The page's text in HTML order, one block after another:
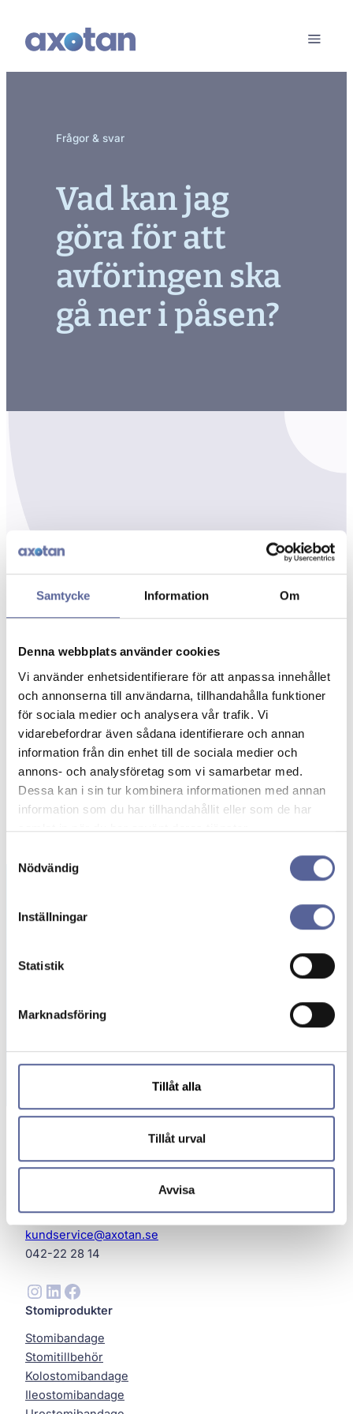
Samtycke Information Om
Denna webbplats använder cookies
Vi använder enhetsidentifierare för att anpassa innehållet
och annonserna till användarna, tillhandahålla funktioner
för sociala medier och analysera vår trafik. Vi
vidarebefordrar även sådana identifierare och annan
information från din enhet till de sociala medier och
annons- och analysföretag som vi samarbetar med.
Dessa kan i sin tur kombinera informationen med annan
information som du har tillhandahållit eller som de har
samlat in när du har använt deras tjänster.
Nödvändig
Inställningar
Statistik
Marknadsföring
Tillåt alla
Tillåt urval
Avvisa
Frågor & svar
Vad kan jag
göra för att
avföringen ska
gå ner i påsen?
kostnadsfritt. Upptäck stomiprodukter
Helsingborg
kundservice@axotan.se
042-22 28 14
Instagram LinkedIn Facebook
Stomiprodukter
Stomibandage
Stomitillbehör
Kolostomibandage
Ileostomibandage